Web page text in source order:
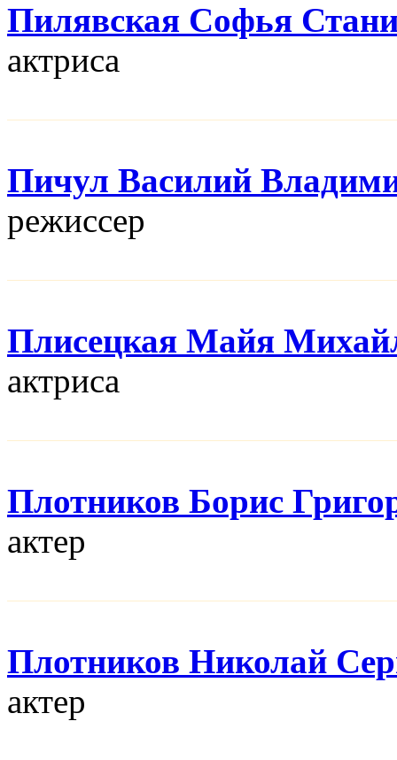
Пилявская Софья
актриса
Пичул Василий
режисcер
Плисецкая Майя
актриса
Плотников Борис
актер
Плотников Николай
актер